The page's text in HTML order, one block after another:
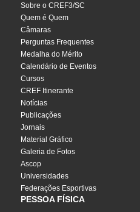
Sobre o CREF3/SC
Quem é Quem
Câmaras
Perguntas Frequentes
Medalha do Mérito
Calendário de Eventos
Cursos
CREF Itinerante
Notícias
Publicações
Jornais
Material Gráfico
Galeria de Fotos
Ascop
Universidades
Federações Esportivas
PESSOA FÍSICA